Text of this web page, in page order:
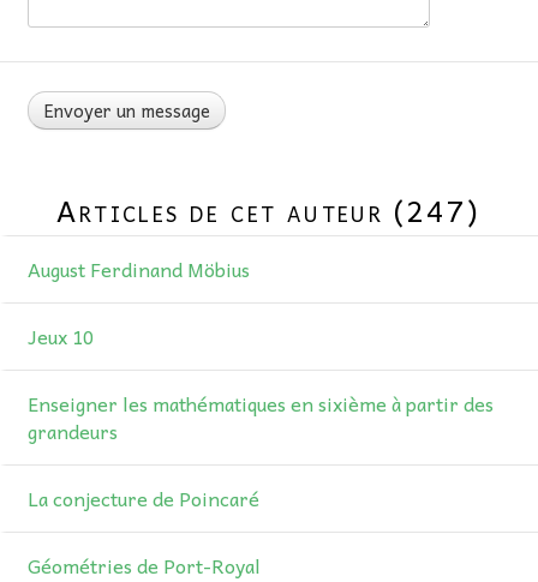
Articles de cet auteur (247)
August Ferdinand Möbius
Jeux 10
Enseigner les mathématiques en sixième à partir des
grandeurs
La conjecture de Poincaré
Géométries de Port-Royal